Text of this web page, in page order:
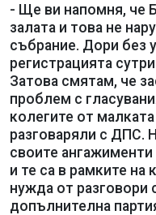
- Ще ви напомня, че
залата и това не
събрание. Дори без
регистрацията
Затова смятам, че
проблем с
колегите от
разговаряли с ДПС.
своите
и те са в рамките на
нужда от разговори
допълнителна